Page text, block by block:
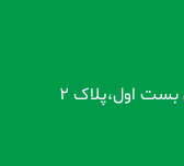
اول،پلاک 2